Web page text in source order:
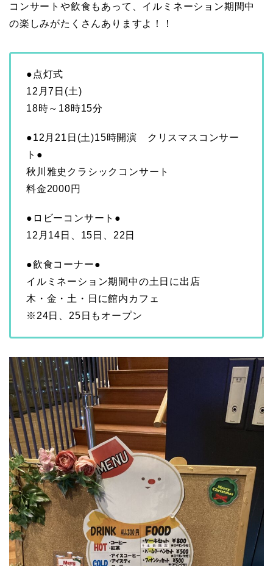
コンサートや飲食もあって、イルミネーション期間中
の楽しみがたくさんありますよ！！
●点灯式
12月7日(土)
18時～18時15分
●12月21日(土)15時開演 クリスマスコンサー
ト●
秋川雅史クラシックコンサート
料金2000円
●ロビーコンサート●
12月14日、15日、22日
●飲食コーナー●
イルミネーション期間中の土日に出店
木・金・土・日に館内カフェ
※24日、25日もオープン